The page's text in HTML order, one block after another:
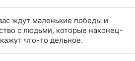
ждут маленькие победы и
с людьми, которые наконец-
что-то дельное.